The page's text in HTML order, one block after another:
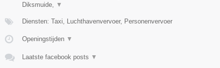
Diksmuide,
▼
Diensten: Taxi, Luchthavenvervoer, Personenvervoer
Openingstijden ▼
Laatste facebook posts ▼